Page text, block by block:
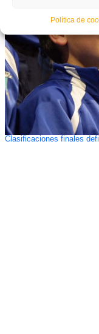
Política de
Clasificaciones finales